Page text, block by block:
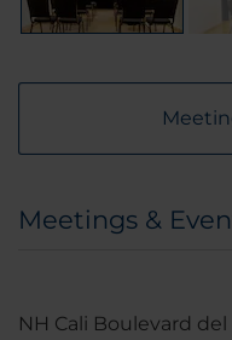
Meetings &
NH Cali Boulevard